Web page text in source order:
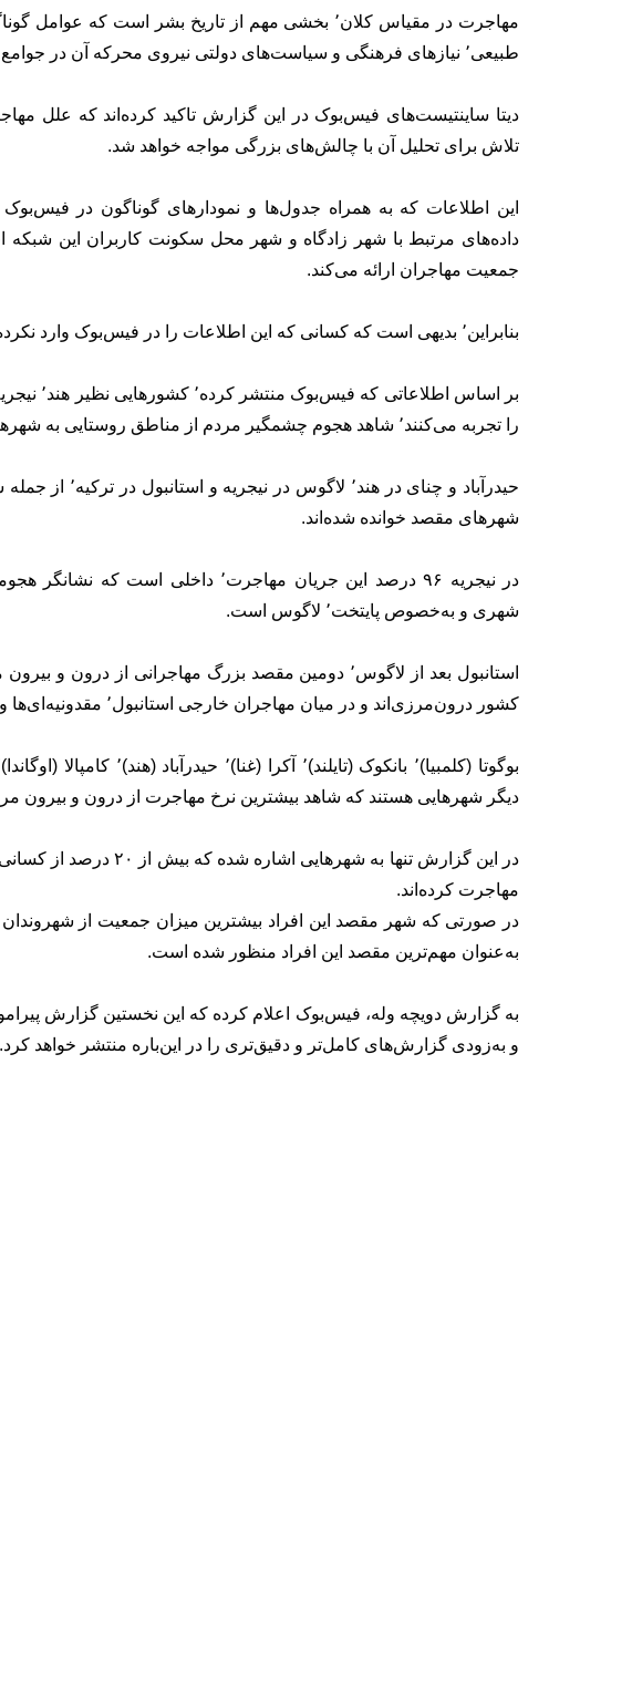
طبیعی٬ نیازهای فرهنگی و سیاست‌های دولتی نیروی محرکه آن در جوامع گوناگون بوده‌اند.
دیتا ساینتیست‌های فیس‌بوک در این گزارش تاکید کرده‌اند که علل
تلاش برای تحلیل آن با چالش‌های بزرگی مواجه خواهد شد.
داده‌های مرتبط با شهر زادگاه و شهر محل سکونت کاربران این شبکه
جمعیت مهاجران ارائه می‌کند.
بنابراین٬ بدیهی است که کسانی که این اطلاعات را در فیس‌بوک وارد نکرده‌اند٬ در این پژوهش در نظر گرفته نشده‌اند.
بر اساس
را تجربه می‌کنند٬ شاهد هجوم چشمگیر مردم از مناطق روستایی به شهرهای بزرگ کشورند.
حیدرآباد و چنای
شهرهای مقصد خوانده شده‌اند.
در نیجریه ۹۶ درصد این جریان مهاجرت٬
شهری و به‌خصوص پایتخت٬ لاگوس است.
کشور درون‌مرزی‌اند و در میان مهاجران خارجی استانبول٬ مقدونیه‌ای‌ها و بلغارها در جایگاه اول و دوم نشسته‌اند.
دیگر شهرهایی هستند که شاهد بیشترین نرخ مهاجرت از درون و بیرون
در این گزارش تنها به
مهاجرت کرده‌اند.
به‌عنوان مهم‌ترین مقصد این افراد منظور شده است.
به گزارش دویچه وله، فیس‌بوک اعلام کرده که این نخستین گزارش
و به‌زودی گزارش‌های کامل‌تر و دقیق‌تری را در این‌باره منتشر خواهد کرد.